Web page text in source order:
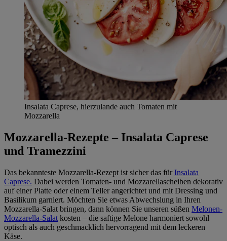
Insalata Caprese, hierzulande auch Tomaten mit
Mozzarella
Mozzarella-Rezepte – Insalata Caprese
und Tramezzini
Das bekannteste Mozzarella-Rezept ist sicher das fürInsalata
Caprese. Dabei werden Tomaten- und Mozzarellascheiben dekorativ
auf einer Platte oder einem Teller angerichtet und mit Dressing und
Basilikum garniert. Möchten Sie etwas Abwechslung in Ihren
Mozzarella-Salat bringen, dann können Sie unseren süßen Melonen-
Mozzarella-Salat kosten – die saftige Melone harmoniert sowohl
optisch als auch geschmacklich hervorragend mit dem leckeren
Käse.